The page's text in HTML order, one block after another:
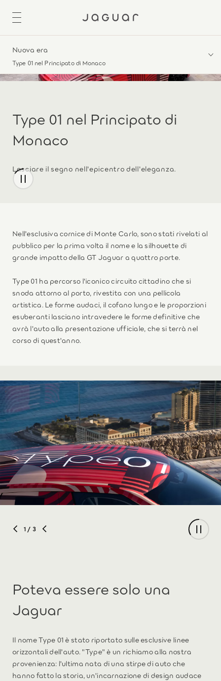
Nuova era
Type 01 nel Principato di Monaco
Type 01 nel Principato di
Monaco
Lasciare il segno nell'epicentro dell'eleganza.
Nell'esclusiva cornice di Monte Carlo, sono stati rivelati al
pubblico per la prima volta il nome e la silhouette di
grande impatto della GT Jaguar a quattro porte.
Type 01 ha percorso l'iconico circuito cittadino che si
snoda attorno al porto, rivestita con una pellicola
artistica. Le forme audaci, il cofano lungo e le proporzioni
esuberanti lasciano intravedere le forme definitive che
avrà l'auto alla presentazione ufficiale, che si terrà nel
corso di quest'anno.
1 / 3
Poteva essere solo una
Jaguar
Il nome Type 01 è stato riportato sulle esclusive linee
orizzontali dell'auto. "Type" è un richiamo alla nostra
provenienza: l'ultima nata di una stirpe di auto che
hanno fatto la storia, un'incarnazione di design audace